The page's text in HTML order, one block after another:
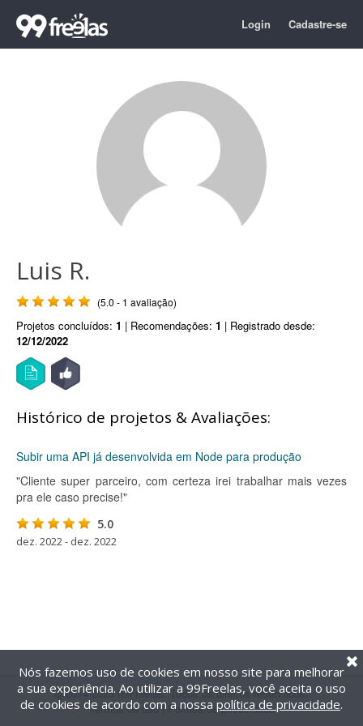
Login Cadastre-se
Luis R.
(5.0 - 1 avaliação)
Projetos concluídos: 1 | Recomendações: 1 | Registrado desde:
12/12/2022
Histórico de projetos & Avaliações:
Subir uma API já desenvolvida em Node para produção
"Cliente super parceiro, com certeza irei trabalhar mais vezes
pra ele caso precise!"
5.0
dez. 2022 - dez. 2022
@2014-2026 99Freelas. Todos os direitos reservados.
Termos de uso| Política de privacidade
Nós fazemos uso de cookies em nosso site para melhorar
a sua experiência. Ao utilizar a 99Freelas, você aceita o uso
de cookies de acordo com a nossa política de privacidade.